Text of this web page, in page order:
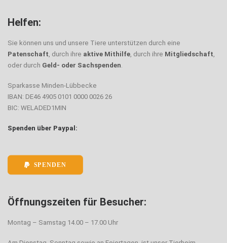
Helfen:
Sie können uns und unsere Tiere unterstützen durch eine
Patenschaft, durch ihre aktive Mithilfe, durch ihre Mitgliedschaft,
oder durch Geld- oder Sachspenden.
Sparkasse Minden-Lübbecke
IBAN: DE46 4905 0101 0000 0026 26
BIC: WELADED1MIN
Spenden über Paypal:
SPENDEN
Öffnungszeiten für Besucher:
Montag – Samstag 14.00 – 17.00 Uhr